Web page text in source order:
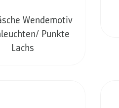
Wendemotiv
Punkte
Lachs